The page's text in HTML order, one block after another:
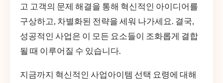
고 고객의 문제 해결을 통해 혁신적인 아이디어를
구상하고, 차별화된 전략을 세워 나가세요. 결국,
성공적인 사업은 이 모든 요소들이 조화롭게 결합
될 때 이루어질 수 있습니다.
지금까지 혁신적인 사업아이템 선택 요령에 대해